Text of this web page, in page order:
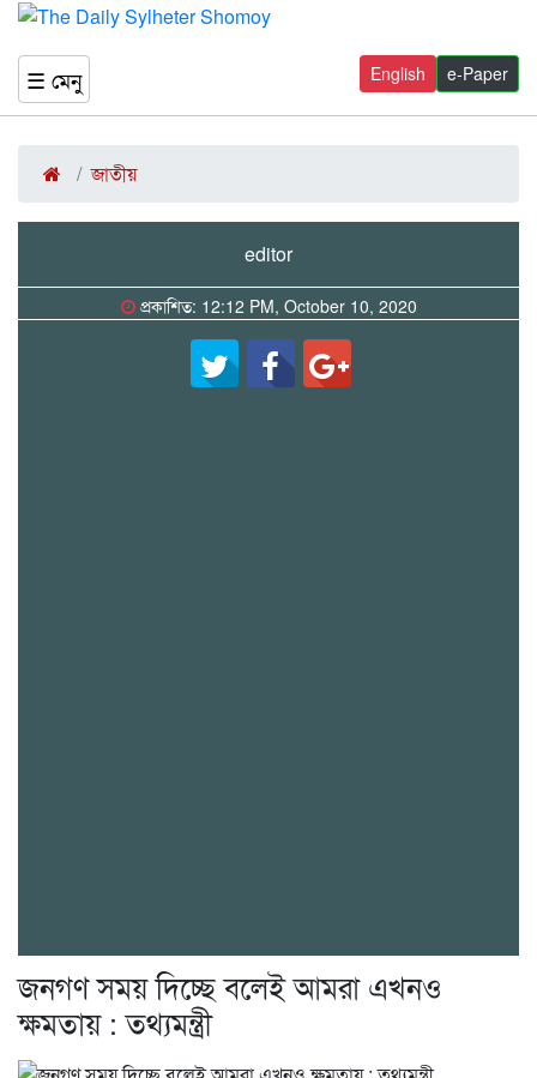
☰ মেনু e-Paper
English
জাতীয়
editor
প্রকাশিত: 12:12 PM, October 10, 2020
জনগণ সময় দিচ্ছে বলেই আমরা এখনও
ক্ষমতায় : তথ্যমন্ত্রী